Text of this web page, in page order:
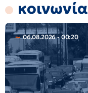
κοινωνία
06.08.2026 - 00:20